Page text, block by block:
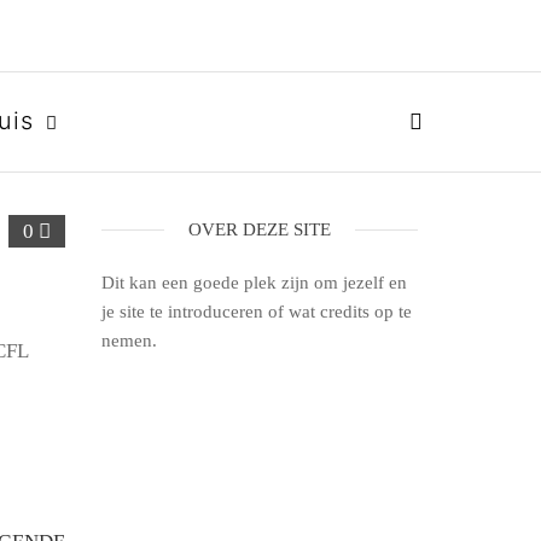
0 OVER DEZE SITE
Dit kan een goede plek zijn om jezelf en
je site te introduceren of wat credits op te
nemen.